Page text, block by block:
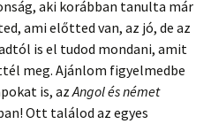
aki korábban tanulta már
ami előtted van, az jó, de az
is el tudod mondani, amit
meg. Ajánlom figyelmedbe
is, azAngol és német
Ott találod az egyes